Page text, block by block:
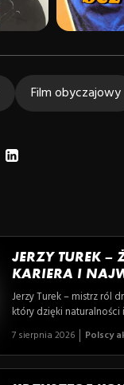
Film obyczajowy
JERZY TUREK –
KARIERA I
ROLE
Jerzy Turek – mistrz ról
który dzięki naturalności
zapisał się złotymi
polskiego teatru i kina.
artysty, dla którego
stawała się żywym,
7 sierpnia 2026 Polscy